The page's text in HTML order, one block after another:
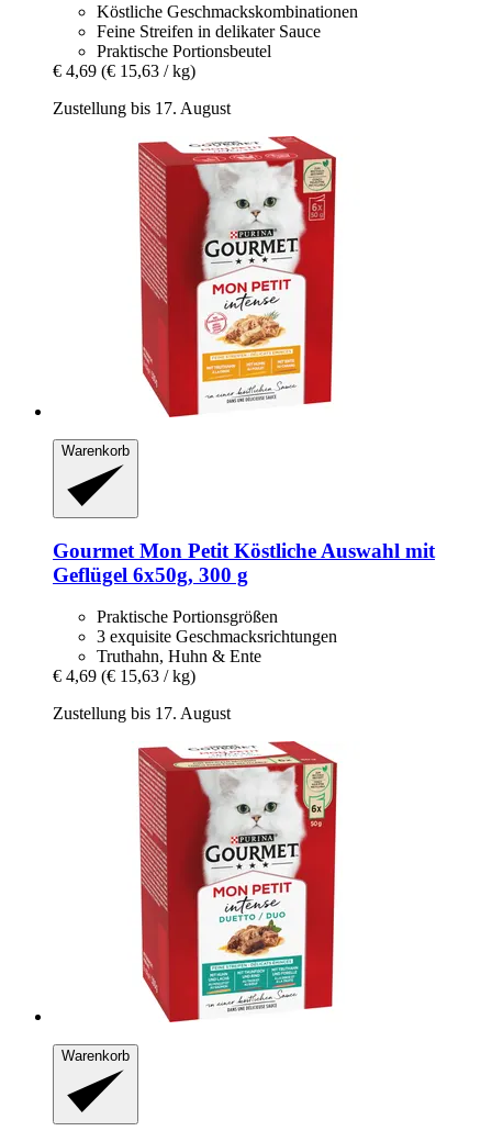
Köstliche Geschmackskombinationen
Feine Streifen in delikater Sauce
Praktische Portionsbeutel
€ 4,69 (€ 15,63 / kg)
Zustellung bis 17. August
Warenkorb
Gourmet Mon Petit Köstliche Auswahl mit
Geflügel 6x50g, 300 g
Praktische Portionsgrößen
3 exquisite Geschmacksrichtungen
Truthahn, Huhn & Ente
€ 4,69 (€ 15,63 / kg)
Zustellung bis 17. August
Warenkorb